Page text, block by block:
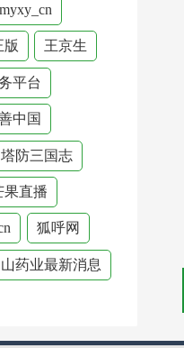
版 王京生
平台
中国
塔防三国志
果直播
狐呼网
药业最新消息